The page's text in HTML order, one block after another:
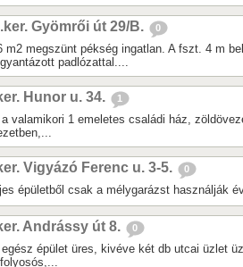
Gyömrői út 29/B. 0
m2 megszünt pékség ingatlan. A fszt. 4 m
padlózattal....
Hunor u. 34. 1
a valamikori 1 emeletes családi ház,
Vigyázó Ferenc u. 3-5. 0
épületből csak a mélygarázst használják
Andrássy út 8. 0
épület üres, kivéve két db utcai üzlet